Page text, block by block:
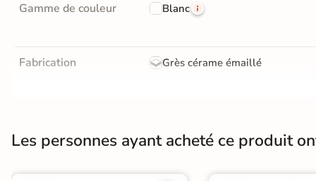
temps
réel
Simple,
Gamme de couleur Blanc
Fabrication Grès cérame émaillé
Les personnes ayant acheté ce produit